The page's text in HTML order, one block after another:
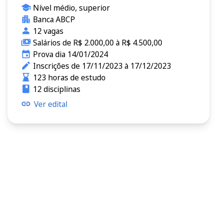
Nível médio, superior
Banca ABCP
12 vagas
Salários de R$ 2.000,00 à R$ 4.500,00
Prova dia 14/01/2024
Inscrições de 17/11/2023 à 17/12/2023
123 horas de estudo
12 disciplinas
Ver edital